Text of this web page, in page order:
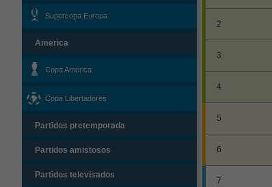
Supercopa Europa
America
Copa America
Copa Libertadores
Partidos pretemporada
Partidos amistosos
Partidos televisados
2
3
4
5
6
7